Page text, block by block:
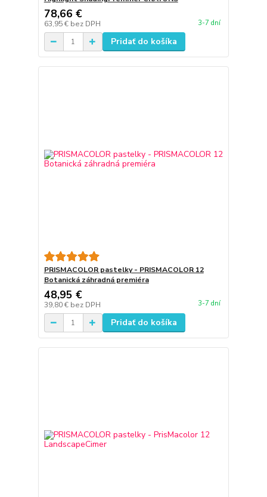
78,66 €
63,95 € bez DPH 3-7 dní
Pridať do košíka
PRISMACOLOR pastelky - PRISMACOLOR 12
Botanická záhradná premiéra
48,95 €
39,80 € bez DPH 3-7 dní
Pridať do košíka